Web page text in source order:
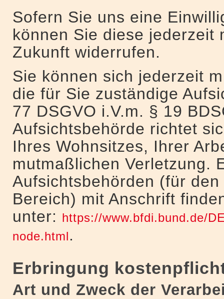
Sofern Sie uns eine
können Sie diese jederzeit
Zukunft widerrufen.
Sie können sich jederzeit
die für Sie zuständige
77 DSGVO i.V.m. § 19
Aufsichtsbehörde richtet
Ihres Wohnsitzes, Ihrer
mutmaßlichen Verletzung.
Aufsichtsbehörden (für
Bereich) mit Anschrift
unter: https://www.bfdi.bund.de/
node.html.
Erbringung
Art und Zweck der